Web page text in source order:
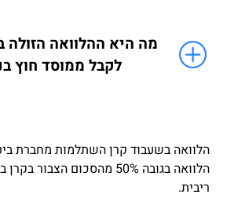
מה היא ההלוואה הזולה
לקבל ממוסד חוץ
הלוואה בשעבוד קרן השתלמות מחברת
ריבית.